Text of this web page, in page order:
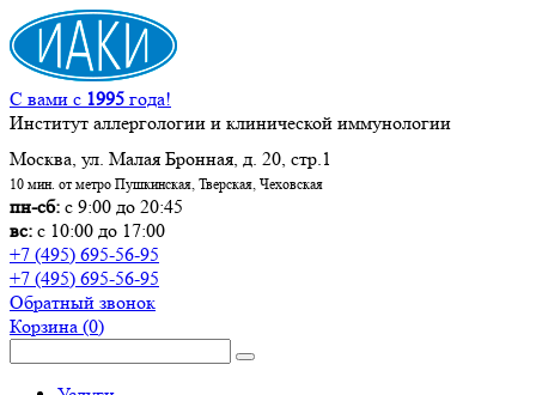
С вами с 1995 года!
Институт аллергологии и клинической иммунологии
Москва, ул. Малая Бронная, д. 20, стр.1
10 мин. от метро Пушкинская, Тверская, Чеховская
пн-сб: с 9:00 до 20:45
вс: с 10:00 до 17:00
+7 (495) 695-56-95
+7 (495) 695-56-95
Обратный звонок
Корзина (0)